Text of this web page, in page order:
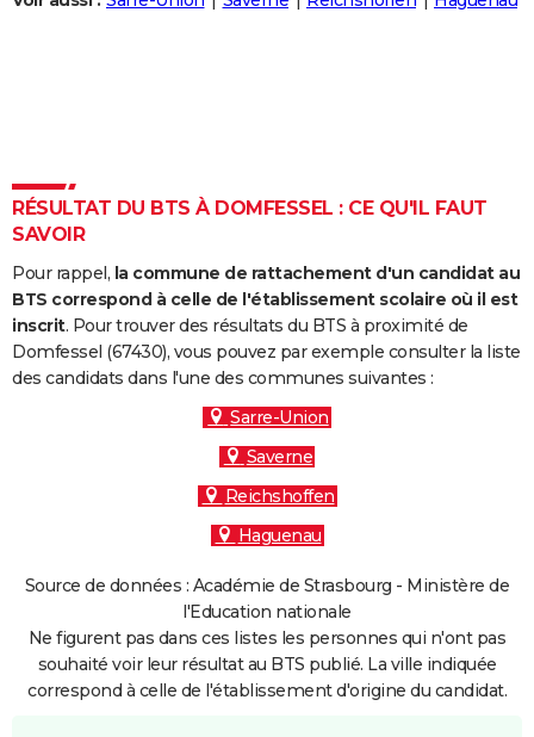
Carte de Noël
Carte Bonne année
Carte Saint-Valentin
Carte Pâques
Carte d'anniversaire
Dictionnaire
Biographies
Citations
Expressions
Proverbes
PROGRAMME TV
COPAINS D'AVANT
S'inscrire
Se connecter
Lycées
Collèges
Primaires
Universités
Entreprises
Service militaire
Avis de recherche
AVIS DE DÉCÈS
RÉSULTAT DU BTS À DOMFESSEL : CE QU'IL FAUT
SAVOIR
Pour rappel, la commune de rattachement d'un candidat au
BTS correspond à celle de l'établissement scolaire où il est
inscrit. Pour trouver des résultats du BTS à proximité de
Domfessel (67430), vous pouvez par exemple consulter la liste
des candidats dans l'une des communes suivantes :
Sarre-Union
Saverne
Reichshoffen
Haguenau
Source de données : Académie de Strasbourg - Ministère de
l'Education nationale
Ne figurent pas dans ces listes les personnes qui n'ont pas
souhaité voir leur résultat au BTS publié. La ville indiquée
correspond à celle de l'établissement d'origine du candidat.